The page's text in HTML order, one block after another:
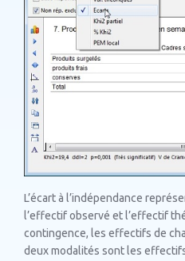
L’écart à l’indépendance
l’effectif observé et l’effectif
contingence, les effectifs de
deux modalités sont les